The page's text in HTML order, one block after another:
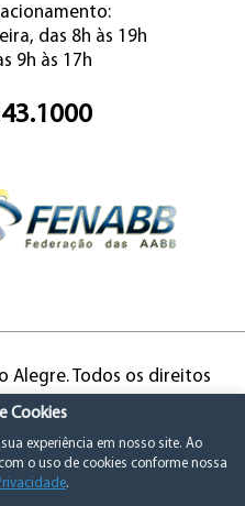
das 8h às 19h
9h às 17h
Alegre. Todos os direitos
Cookies
experiência em nosso site. Ao
o uso de cookies conforme nossa
.